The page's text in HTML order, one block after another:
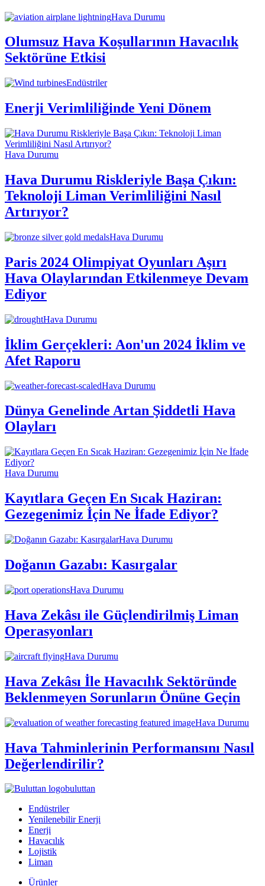
Hava Durumu
Olumsuz Hava Koşullarının Havacılık
Sektörüne Etkisi
Endüstriler
Enerji Verimliliğinde Yeni Dönem
Hava Durumu
Hava Durumu Riskleriyle Başa Çıkın:
Teknoloji Liman Verimliliğini Nasıl
Artırıyor?
Hava Durumu
Paris 2024 Olimpiyat Oyunları Aşırı
Hava Olaylarından Etkilenmeye Devam
Ediyor
Hava Durumu
İklim Gerçekleri: Aon'un 2024 İklim ve
Afet Raporu
Hava Durumu
Dünya Genelinde Artan Şiddetli Hava
Olayları
Hava Durumu
Kayıtlara Geçen En Sıcak Haziran:
Gezegenimiz İçin Ne İfade Ediyor?
Hava Durumu
Doğanın Gazabı: Kasırgalar
Hava Durumu
Hava Zekâsı ile Güçlendirilmiş Liman
Operasyonları
Hava Durumu
Hava Zekâsı İle Havacılık Sektöründe
Beklenmeyen Sorunların Önüne Geçin
Hava Durumu
Hava Tahminlerinin Performansını Nasıl
Değerlendirilir?
buluttan
Endüstriler
Yenilenebilir Enerji
Enerji
Havacılık
Lojistik
Liman
Ürünler